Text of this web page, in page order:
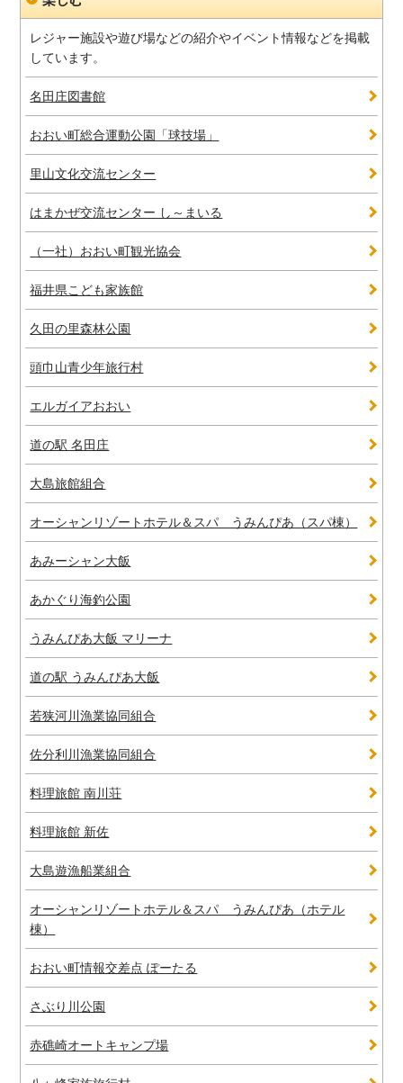
レジャー施設や遊び場などの紹介やイベント情報などを掲載
しています。
名田庄図書館
おおい町総合運動公園「球技場」
里山文化交流センター
はまかぜ交流センター し～まいる
（一社）おおい町観光協会
福井県こども家族館
久田の里森林公園
頭巾山青少年旅行村
エルガイアおおい
道の駅 名田庄
大島旅館組合
オーシャンリゾートホテル＆スパ うみんぴあ（スパ棟）
あみーシャン大飯
あかぐり海釣公園
うみんぴあ大飯 マリーナ
道の駅 うみんぴあ大飯
若狭河川漁業協同組合
佐分利川漁業協同組合
料理旅館 南川荘
料理旅館 新佐
大島遊漁船業組合
オーシャンリゾートホテル＆スパ うみんぴあ（ホテル
棟）
おおい町情報交差点 ぽーたる
さぶり川公園
赤礁崎オートキャンプ場